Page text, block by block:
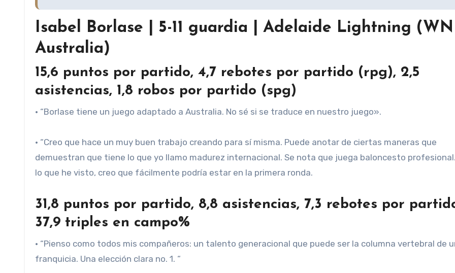
Isabel Borlase | 5-11 guardia | Adelaide Lightning
Australia)
15,6 puntos por partido, 4,7 rebotes por partido (rpg), 2,5
asistencias, 1,8 robos por partido (spg)
• “Borlase tiene un juego adaptado a Australia. No sé si se traduce en nuestro juego».
• “Creo que hace un muy buen trabajo creando para sí misma. Puede anotar de ciertas maneras que
demuestran que tiene lo que yo llamo madurez internacional. Se nota que juega baloncesto
lo que he visto, creo que fácilmente podría estar en la primera ronda.
31,8 puntos por partido, 8,8 asistencias, 7,3 rebotes por
37,9 triples en campo%
• “Pienso como todos mis compañeros: un talento generacional que puede ser la columna vertebral de
franquicia. Una elección clara no. 1. “